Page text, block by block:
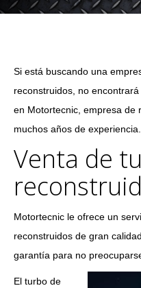
Si está buscando una
reconstruidos, no
en Motortecnic, empresa de
muchos años de experiencia.
Venta de
Motortecnic le ofrece un
reconstruidos de gran
garantía para no
El turbo de